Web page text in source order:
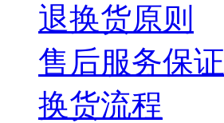
退换货原则
售后服务保证
换货流程